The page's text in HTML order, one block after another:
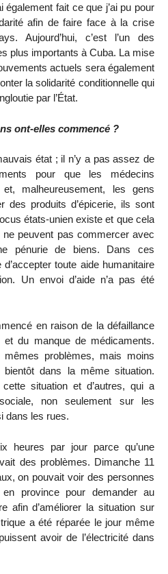
également fait ce que j’ai pu pour
afin de faire face à la crise
Aujourd’hui, c’est l’un des
plus importants à Cuba. La mise
actuels sera également
la solidarité conditionnelle qui
par l’État.
ont-elles commencé ?
état ; il n’y a pas assez de
pour que les médecins
malheureusement, les gens
des produits d’épicerie, ils sont
états-unien existe et que cela
peuvent pas commercer avec
pénurie de biens. Dans ces
toute aide humanitaire
Un envoi d’aide n’a pas été
en raison de la défaillance
du manque de médicaments.
mêmes problèmes, mais moins
dans la même situation.
situation et d’autres, qui a
non seulement sur les
dans les rues.
heures par jour parce qu’une
des problèmes. Dimanche 11
on pouvait voir des personnes
province pour demander au
afin d’améliorer la situation sur
a été réparée le jour même
avoir de l’électricité dans